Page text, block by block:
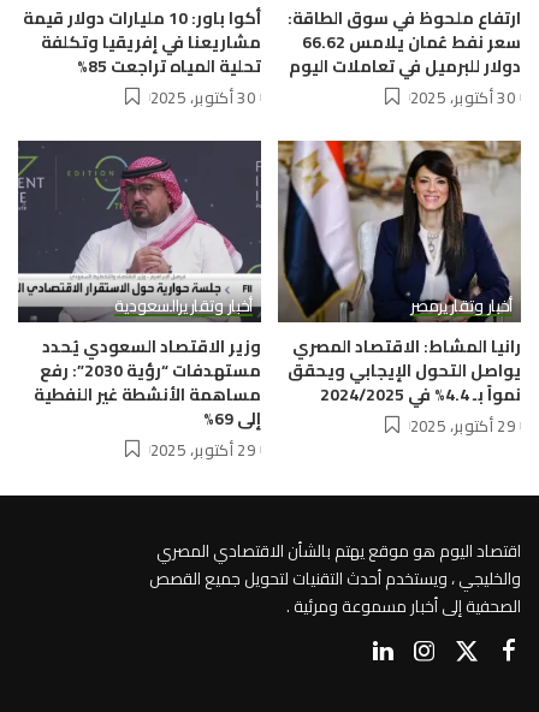
ارتفاع ملحوظ في سوق الطاقة:
سعر نفط عُمان يلامس 66.62
دولار للبرميل في تعاملات اليوم
30 أكتوبر، 2025
أكوا باور: 10 مليارات دولار قيمة
مشاريعنا في إفريقيا وتكلفة
تحلية المياه تراجعت 85%
30 أكتوبر، 2025
أخبار وتقاريرمصر
رانيا المشاط: الاقتصاد المصري
يواصل التحول الإيجابي ويحقق
نمواً بـ 4.4% في 2024/2025
29 أكتوبر، 2025
أخبار وتقاريرالسعودية
وزير الاقتصاد السعودي يُحدد
مستهدفات “رؤية 2030”: رفع
مساهمة الأنشطة غير النفطية
إلى 69%
29 أكتوبر، 2025
اقتصاد اليوم هو موقع يهتم بالشأن الاقتصادي المصري
والخليجي ، ويستخدم أحدث التقنيات لتحويل جميع القصص
الصحفية إلى أخبار مسموعة ومرئية .